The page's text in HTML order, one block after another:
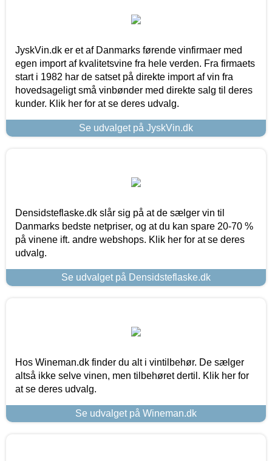
JyskVin.dk er et af Danmarks førende vinfirmaer med
egen import af kvalitetsvine fra hele verden. Fra firmaets
start i 1982 har de satset på direkte import af vin fra
hovedsageligt små vinbønder med direkte salg til deres
kunder. Klik her for at se deres udvalg.
Se udvalget på JyskVin.dk
Densidsteflaske.dk slår sig på at de sælger vin til
Danmarks bedste netpriser, og at du kan spare 20-70 %
på vinene ift. andre webshops. Klik her for at se deres
udvalg.
Se udvalget på Densidsteflaske.dk
Hos Wineman.dk finder du alt i vintilbehør. De sælger
altså ikke selve vinen, men tilbehøret dertil. Klik her for
at se deres udvalg.
Se udvalget på Wineman.dk